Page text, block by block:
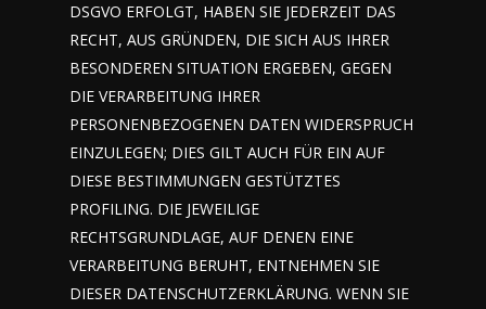
DSGVO ERFOLGT, HABEN SIE JEDERZEIT DAS
RECHT, AUS GRÜNDEN, DIE SICH AUS IHRER
BESONDEREN SITUATION ERGEBEN, GEGEN
DIE VERARBEITUNG IHRER
PERSONENBEZOGENEN DATEN WIDERSPRUCH
EINZULEGEN; DIES GILT AUCH FÜR EIN AUF
DIESE BESTIMMUNGEN GESTÜTZTES
PROFILING. DIE JEWEILIGE
RECHTSGRUNDLAGE, AUF DENEN EINE
VERARBEITUNG BERUHT, ENTNEHMEN SIE
DIESER DATENSCHUTZERKLÄRUNG. WENN SIE